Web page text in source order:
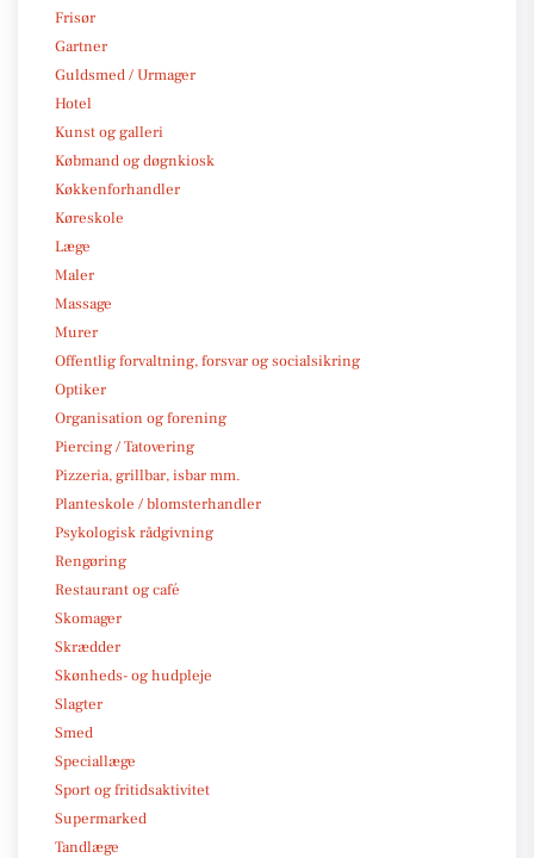
Frisør
Gartner
Guldsmed / Urmager
Hotel
Kunst og galleri
Købmand og døgnkiosk
Køkkenforhandler
Køreskole
Læge
Maler
Massage
Murer
Offentlig forvaltning, forsvar og socialsikring
Optiker
Organisation og forening
Piercing / Tatovering
Pizzeria, grillbar, isbar mm.
Planteskole / blomsterhandler
Psykologisk rådgivning
Rengøring
Restaurant og café
Skomager
Skrædder
Skønheds- og hudpleje
Slagter
Smed
Speciallæge
Sport og fritidsaktivitet
Supermarked
Tandlæge